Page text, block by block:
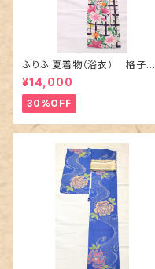
ふりふ 夏着物（浴衣） 格子に
百合や秋草花
¥14,000
30%OFF